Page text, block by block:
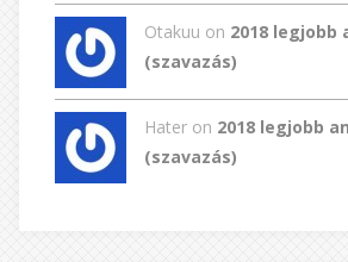
Otakuu on 2018 legjobb
(szavazás)
Hater on 2018 legjobb
(szavazás)